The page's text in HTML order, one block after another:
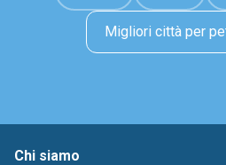
Migliori città per
Chi siamo